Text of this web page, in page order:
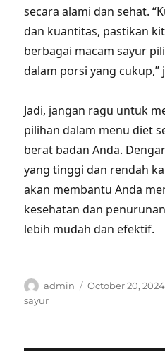
secara alami dan sehat.
dan kuantitas, pastikan
berbagai macam sayur
dalam porsi yang cukup,”
Jadi, jangan ragu untuk
pilihan dalam menu diet
berat badan Anda.
yang tinggi dan rendah
akan membantu Anda
kesehatan dan
lebih mudah dan efektif.
Author
admin
Posted
October 20, 2024
sayur